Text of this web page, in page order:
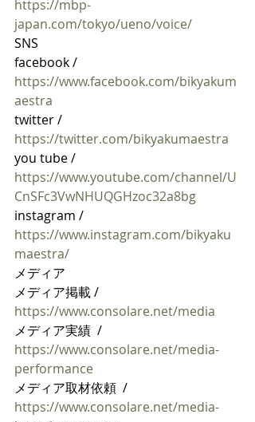
https://mbp-
japan.com/tokyo/ueno/voice/
SNS
facebook /
https://www.facebook.com/bikyakum
aestra
twitter /
https://twitter.com/bikyakumaestra
you tube /
https://www.youtube.com/channel/U
CnSFc3VwNHUQGHzoc32a8bg
instagram /
https://www.instagram.com/bikyaku
maestra/
メディア
メディア掲載 /
https://www.consolare.net/media
メディア実績  /
https://www.consolare.net/media-
performance
メディア取材依頼  /
https://www.consolare.net/media-